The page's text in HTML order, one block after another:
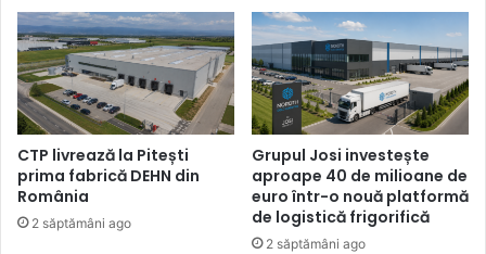
CTP livrează la Pitești
prima fabrică DEHN din
România
2 săptămâni ago
Grupul Josi investește
aproape 40 de milioane de
euro într-o nouă platformă
de logistică frigorifică
2 săptămâni ago